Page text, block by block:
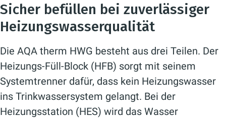
Sicher befüllen bei zuverlässiger
Heizungswasserqualität
Die AQA therm HWG besteht aus drei Teilen. Der
Heizungs-Füll-Block (HFB) sorgt mit seinem
Systemtrenner dafür, dass kein Heizungswasser
ins Trinkwassersystem gelangt. Bei der
Heizungsstation (HES) wird das Wasser